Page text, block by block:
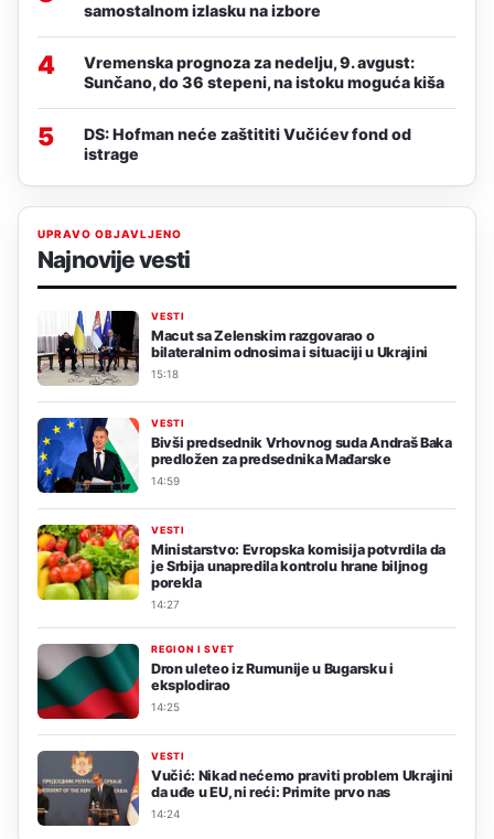
samostalnom izlasku na izbore
4
Vremenska prognoza za nedelju, 9. avgust:
Sunčano, do 36 stepeni, na istoku moguća kiša
5
DS: Hofman neće zaštititi Vučićev fond od
istrage
UPRAVO OBJAVLJENO
Najnovije vesti
VESTI
Macut sa Zelenskim razgovarao o
bilateralnim odnosima i situaciji u Ukrajini
15:18
VESTI
Bivši predsednik Vrhovnog suda Andraš Baka
predložen za predsednika Mađarske
14:59
VESTI
Ministarstvo: Evropska komisija potvrdila da
je Srbija unapredila kontrolu hrane biljnog
porekla
14:27
REGION I SVET
Dron uleteo iz Rumunije u Bugarsku i
eksplodirao
14:25
VESTI
Vučić: Nikad nećemo praviti problem Ukrajini
da uđe u EU, ni reći: Primite prvo nas
14:24